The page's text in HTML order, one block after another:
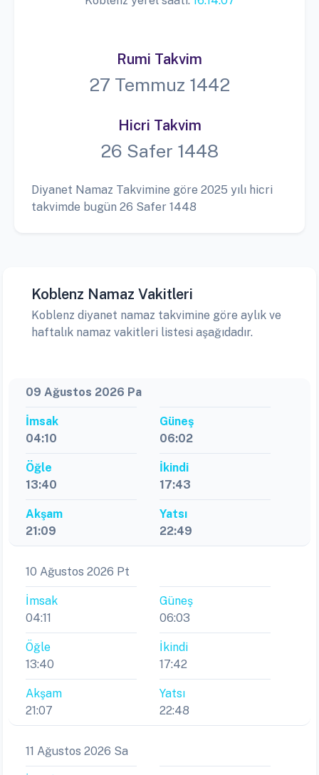
Rumi Takvim
27 Temmuz 1442
Hicri Takvim
26 Safer 1448
Diyanet Namaz Takvimine göre 2025 yılı hicri
takvimde bugün 26 Safer 1448
Koblenz Namaz Vakitleri
Koblenz diyanet namaz takvimine göre aylık ve
haftalık namaz vakitleri listesi aşağıdadır.
09 Ağustos 2026 Pa
İmsak
04:10
Güneş
06:02
Öğle
13:40
İkindi
17:43
Akşam
21:09
Yatsı
22:49
10 Ağustos 2026 Pt
İmsak
04:11
Güneş
06:03
Öğle
13:40
İkindi
17:42
Akşam
21:07
Yatsı
22:48
11 Ağustos 2026 Sa